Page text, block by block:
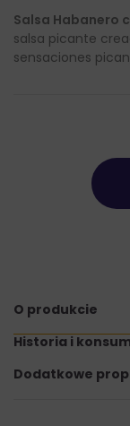
Salsa Habanero
salsa picante
sensaciones
O produkcie
Historia i
Dodatkowe